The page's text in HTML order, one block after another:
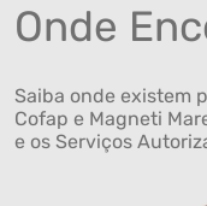
Onde
Saiba onde existem
Cofap e Magneti
e os Serviços